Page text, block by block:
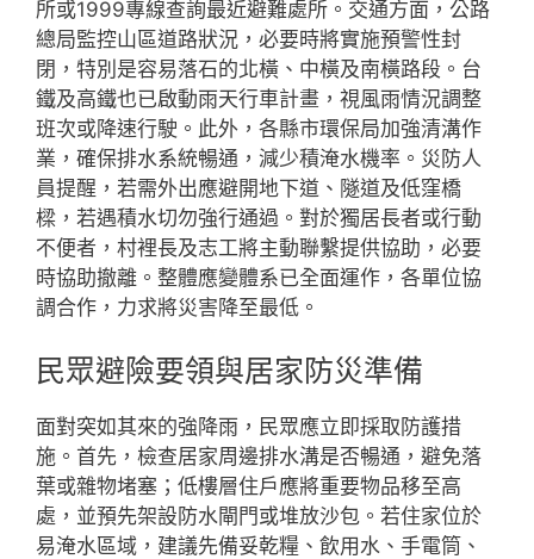
所或1999專線查詢最近避難處所。交通方面，公路
總局監控山區道路狀況，必要時將實施預警性封
閉，特別是容易落石的北橫、中橫及南橫路段。台
鐵及高鐵也已啟動雨天行車計畫，視風雨情況調整
班次或降速行駛。此外，各縣市環保局加強清溝作
業，確保排水系統暢通，減少積淹水機率。災防人
員提醒，若需外出應避開地下道、隧道及低窪橋
樑，若遇積水切勿強行通過。對於獨居長者或行動
不便者，村裡長及志工將主動聯繫提供協助，必要
時協助撤離。整體應變體系已全面運作，各單位協
調合作，力求將災害降至最低。
民眾避險要領與居家防災準備
面對突如其來的強降雨，民眾應立即採取防護措
施。首先，檢查居家周邊排水溝是否暢通，避免落
葉或雜物堵塞；低樓層住戶應將重要物品移至高
處，並預先架設防水閘門或堆放沙包。若住家位於
易淹水區域，建議先備妥乾糧、飲用水、手電筒、